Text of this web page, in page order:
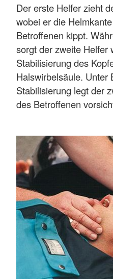
Der erste Helfer zieht
wobei er die
Betroffenen kippt.
sorgt der zweite Helfer
Stabilisierung des
Halswirbelsäule. Unter
Stabilisierung legt der
des Betroffenen